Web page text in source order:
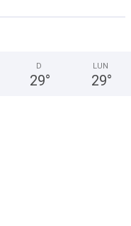
D
29°
LUN
29°